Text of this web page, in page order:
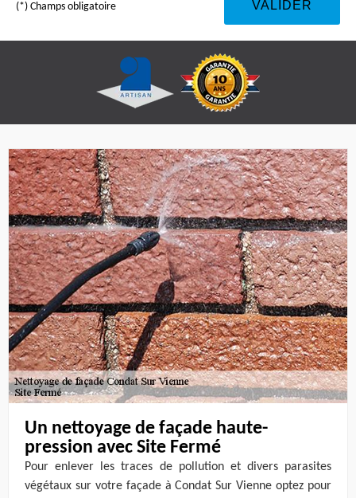
(*) Champs obligatoire
Un nettoyage de façade haute-
pression avec Site Fermé
Pour enlever les traces de pollution et divers parasites
végétaux sur votre façade à Condat Sur Vienne optez pour